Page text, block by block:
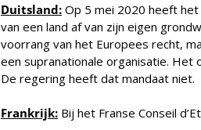
Duitsland: Op 5 mei 2020 heeft het
van een land af van zijn eigen
voorrang van het Europees recht,
een supranationale organisatie.
De regering heeft dat mandaat niet.
Frankrijk: Bij het Franse Conseil